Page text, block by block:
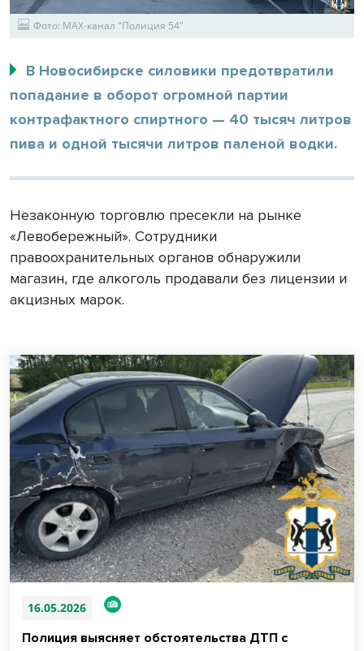
Фото: MAX-канал "Полиция 54"
В Новосибирске силовики предотвратили
попадание в оборот огромной партии
контрафактного спиртного — 40 тысяч литров
пива и одной тысячи литров паленой водки.
Незаконную торговлю пресекли на рынке
«Левобережный». Сотрудники
правоохранительных органов обнаружили
магазин, где алкоголь продавали без лицензии и
акцизных марок.
16.05.2026
Полиция выясняет обстоятельства ДТП с